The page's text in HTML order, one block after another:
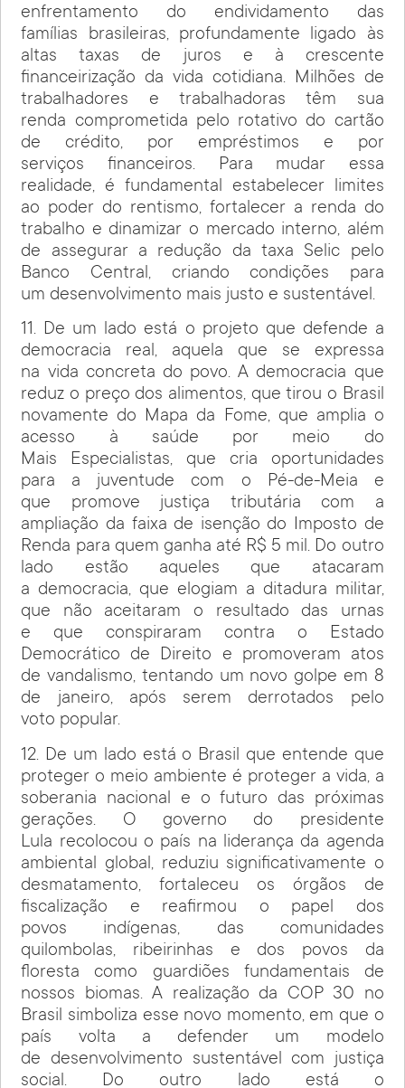
enfrentamento do endividamento das
famílias brasileiras, profundamente ligado às
altas taxas de juros e à crescente
financeirização da vida cotidiana. Milhões de
trabalhadores e trabalhadoras têm sua
renda comprometida pelo rotativo do cartão
de crédito, por empréstimos e por
serviços financeiros. Para mudar essa
realidade, é fundamental estabelecer limites
ao poder do rentismo, fortalecer a renda do
trabalho e dinamizar o mercado interno, além
de assegurar a redução da taxa Selic pelo
Banco Central, criando condições para
um desenvolvimento mais justo e sustentável.
11. De um lado está o projeto que defende a
democracia real, aquela que se expressa
na vida concreta do povo. A democracia que
reduz o preço dos alimentos, que tirou o Brasil
novamente do Mapa da Fome, que amplia o
acesso à saúde por meio do
Mais Especialistas, que cria oportunidades
para a juventude com o Pé-de-Meia e
que promove justiça tributária com a
ampliação da faixa de isenção do Imposto de
Renda para quem ganha até R$ 5 mil. Do outro
lado estão aqueles que atacaram
a democracia, que elogiam a ditadura militar,
que não aceitaram o resultado das urnas
e que conspiraram contra o Estado
Democrático de Direito e promoveram atos
de vandalismo, tentando um novo golpe em 8
de janeiro, após serem derrotados pelo
voto popular.
12. De um lado está o Brasil que entende que
proteger o meio ambiente é proteger a vida, a
soberania nacional e o futuro das próximas
gerações. O governo do presidente
Lula recolocou o país na liderança da agenda
ambiental global, reduziu significativamente o
desmatamento, fortaleceu os órgãos de
fiscalização e reafirmou o papel dos
povos indígenas, das comunidades
quilombolas, ribeirinhas e dos povos da
floresta como guardiões fundamentais de
nossos biomas. A realização da COP 30 no
Brasil simboliza esse novo momento, em que o
país volta a defender um modelo
de desenvolvimento sustentável com justiça
social. Do outro lado está o